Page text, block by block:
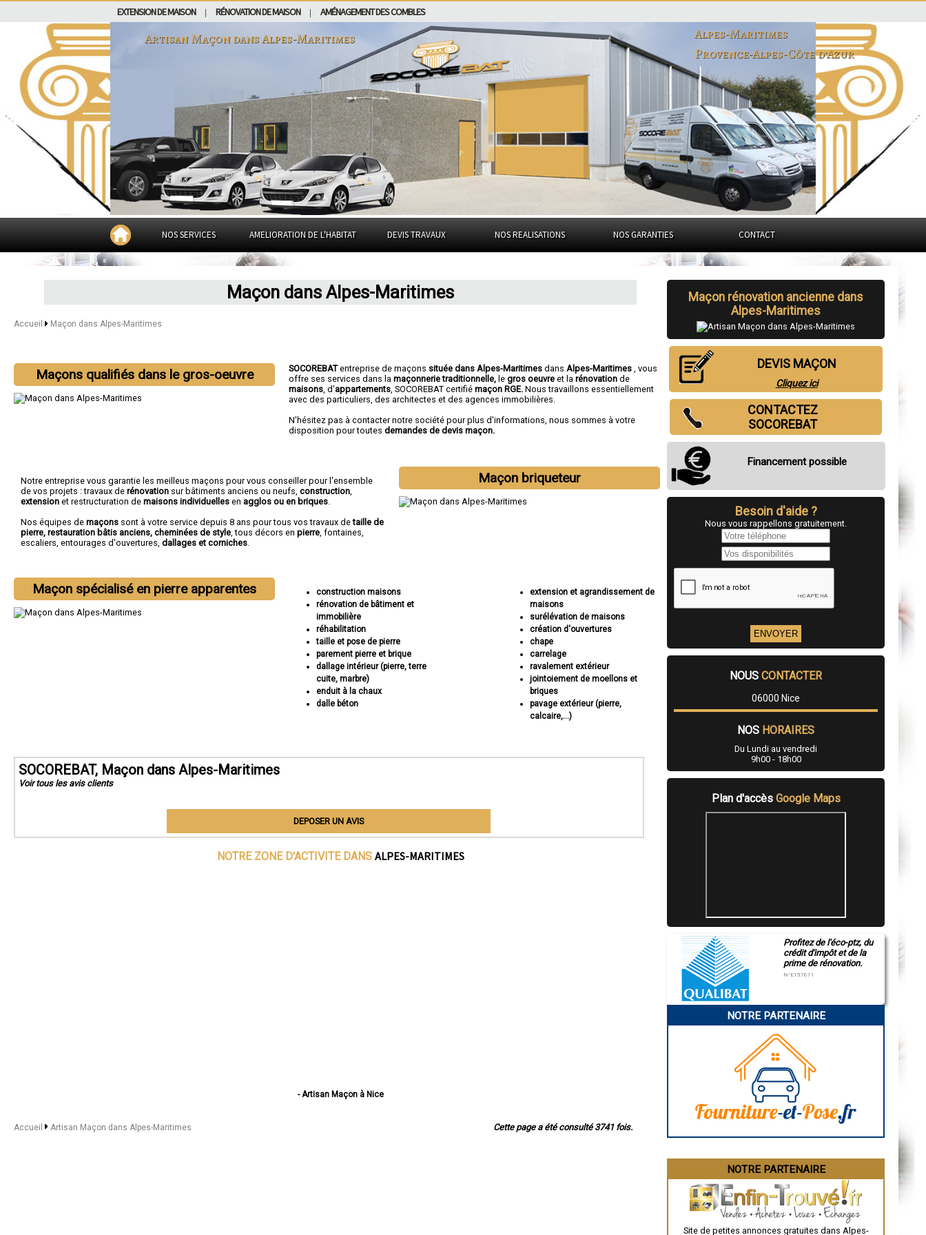
EXTENSION DE MAISON RÉNOVATION DE MAISON AMÉNAGEMENT DES COMBLES
Artisan Maçon dansAlpes-Maritimes
Alpes-Maritimes
Provence-Alpes-Côte d'Azur
NOS SERVICES AMELIORATION DE L'HABITAT DEVIS TRAVAUX NOS REALISATIONS NOS GARANTIES CONTACT
Maçon dans Alpes-Maritimes
Accueil Maçon dans Alpes-Maritimes
Maçons qualifiés dans le gros-oeuvre SOCOREBATentreprise de maçons située dans Alpes-MaritimesdansAlpes-Maritimes, vous
offre ses services dans lamaçonnerie traditionnelle, legros oeuvre et larénovation de
maisons, d'appartements, SOCOREBAT certifiémaçon RGE. Nous travaillons essentiellement
avec des particuliers, des architectes et des agences immobilières.
N'hésitez pas à contacter notre société pour plus d'informations, nous sommes à votre
disposition pour toutesdemandes de devis maçon.
Maçon briqueteur
Notre entreprise vous garantie les meilleus maçons pour vous conseiller pour l'ensemble
de vos projets : travaux de rénovation sur bâtiments anciens ou neufs, construction
extension et restructuration de maisons individuelles en agglos ou en briques
Nos équipes de maçons sont à votre service depuis 8 ans pour tous vos travaux detaille de
pierre, restauration bâtis anciens, cheminées de style , tous décors en pierre , fontaines,
escaliers, entourages d'ouvertures, dallages et corniches
Maçon spécialisé en pierre apparentes
construction maisons
rénovation de bâtiment et
immobilière
réhabilitation
taille et pose de pierre
parement pierre et brique
dallage intérieur (pierre, terre
cuite, marbre)
enduit à la chaux
dalle béton
extension et agrandissement de
maisons
surélévation de maisons
création d'ouvertures
chape
carrelage
ravalement extérieur
jointoiement de moellons et
briques
pavage extérieur (pierre,
calcaire,...)
SOCOREBAT, Maçon dans Alpes-Maritimes
Voir tous les avis clients
DEPOSER UN AVIS
NOTRE ZONE D'ACTIVITE DANS ALPES-MARITIMES
- Artisan Maçon à Nice
Cette page a été consulté 3741 fois.
Accueil Artisan Maçon dans Alpes-Maritimes
Maçon rénovation ancienne dans
Alpes-Maritimes
DEVIS MAÇON
Cliquez ici
CONTACTEZ
SOCOREBAT
Financement possible
Besoin d'aide ?
Nous vous rappellons gratuitement.
NOUS CONTACTER
06000 Nice
NOS HORAIRES
Du Lundi au vendredi
9h00 - 18h00
Plan d'accès Google Maps
Profitez de l'éco-ptz, du
crédit d'impôt et de la
prime de rénovation.
N°E157671
NOTRE PARTENAIRE
NOTRE PARTENAIRE
Site de petites annonces gratuites dans Alpes-